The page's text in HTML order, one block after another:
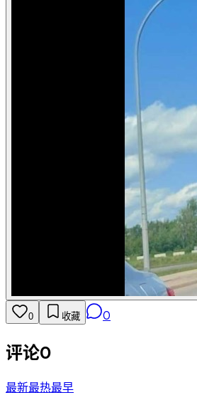
0 收藏 0
评论0
最新最热最早